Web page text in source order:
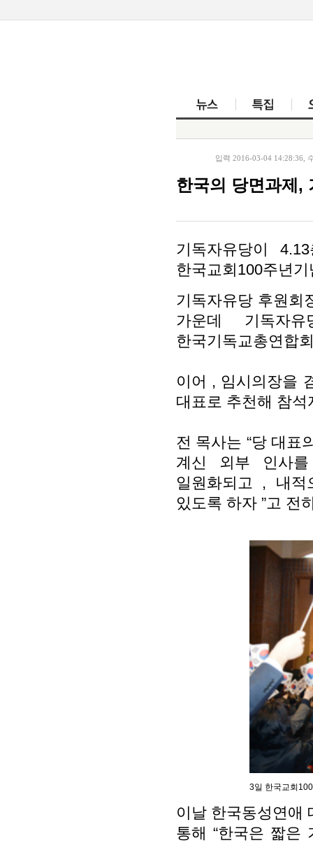
입력 2016-03-04 14:28:36,
한국의 당면과제,
기독자유당이 4.13
한국교회100주년기
기독자유당 후원회
가운데 기독자
한국기독교총연합
이어 , 임시의장을
대표로 추천해 참
전 목사는 “당 대표
계신 외부 인사
일원화되고 , 내
있도록 하자 ”고 전
3일 한국교회
이날 한국동성연애
통해 “한국은 짧은